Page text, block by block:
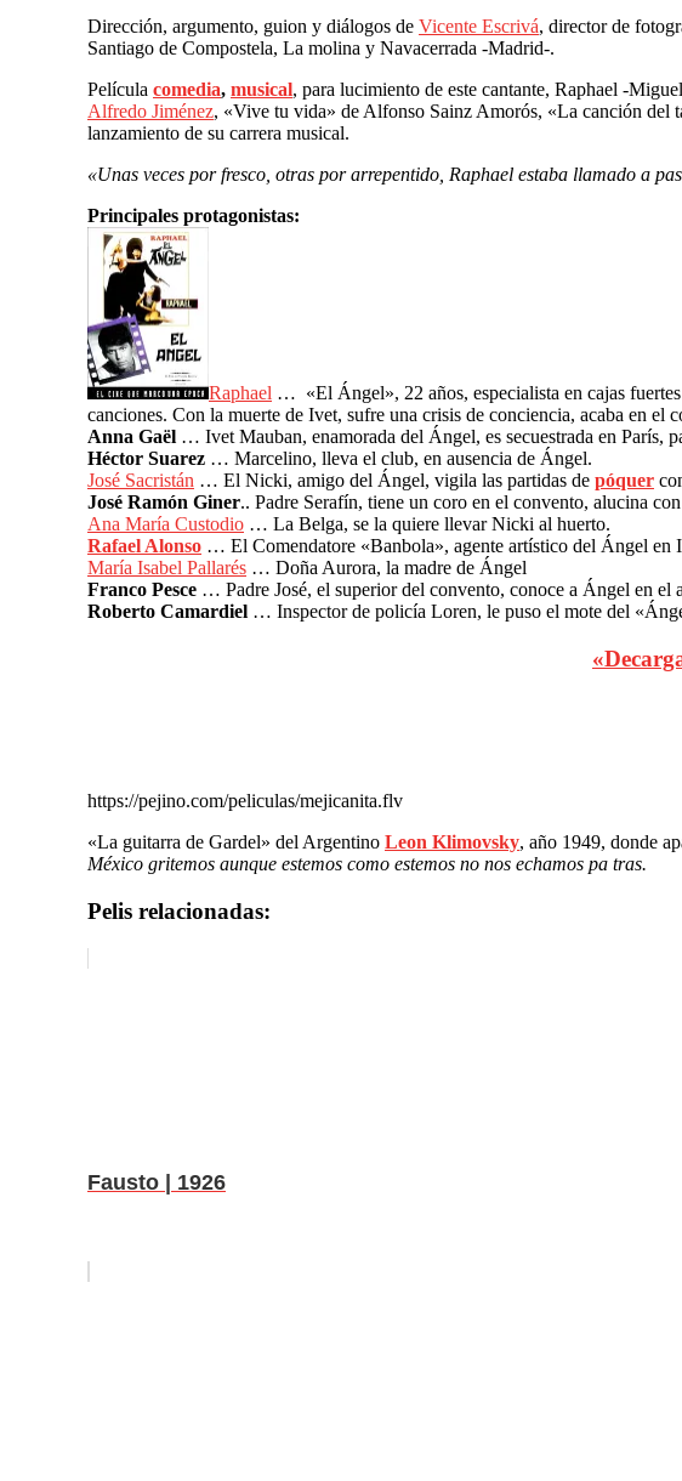
Dirección, argumento, guion y diálogos de Vicente Escrivá, director de
Santiago de Compostela, La molina y Navacerrada -Madrid-.
Película comedia, musical, para lucimiento de este cantante, Raphael -
Alfredo Jiménez, «Vive tu vida» de Alfonso Sainz Amorós, «La canción del
lanzamiento de su carrera musical.
«Unas veces por fresco, otras por arrepentido, Raphael estaba llamado a
Principales protagonistas:
Raphael … «El Ángel», 22 años, especialista en cajas
canciones. Con la muerte de Ivet, sufre una crisis de conciencia, acaba en el
Anna Gaël … Ivet Mauban, enamorada del Ángel, es secuestrada en París,
Héctor Suarez … Marcelino, lleva el club, en ausencia de Ángel.
José Sacristán … El Nicki, amigo del Ángel, vigila las partidas de póquer
José Ramón Giner.. Padre Serafín, tiene un coro en el convento, alucina
Ana María Custodio … La Belga, se la quiere llevar Nicki al huerto.
Rafael Alonso … El Comendatore «Banbola», agente artístico del Ángel en
María Isabel Pallarés … Doña Aurora, la madre de Ángel
Franco Pesce … Padre José, el superior del convento, conoce a Ángel en el
Roberto Camardiel … Inspector de policía Loren, le puso el mote del
https://pejino.com/peliculas/mejicanita.flv
«La guitarra de Gardel» del Argentino Leon Klimovsky, año 1949, donde
México gritemos aunque estemos como estemos no nos echamos pa tras.
Pelis relacionadas:
Fausto | 1926